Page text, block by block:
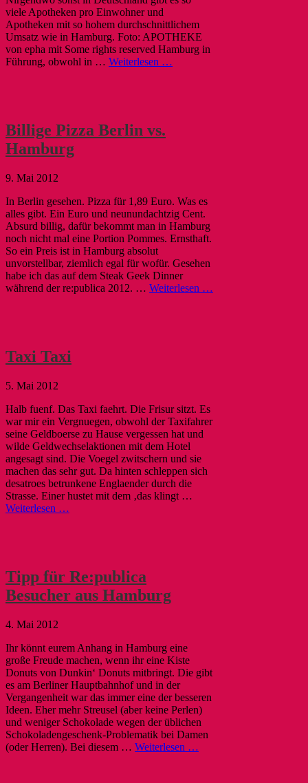
viele Apotheken pro Einwohner und
Apotheken mit so hohem durchschnittlichem
Umsatz wie in Hamburg. Foto: APOTHEKE
von epha mit Some rights reserved Hamburg in
Führung, obwohl in … Weiterlesen …
Billige Pizza Berlin vs.
Hamburg
9. Mai 2012
In Berlin gesehen. Pizza für 1,89 Euro. Was es
alles gibt. Ein Euro und neunundachtzig Cent.
Absurd billig, dafür bekommt man in Hamburg
noch nicht mal eine Portion Pommes. Ernsthaft.
So ein Preis ist in Hamburg absolut
unvorstellbar, ziemlich egal für wofür. Gesehen
habe ich das auf dem Steak Geek Dinner
während der re:publica 2012. … Weiterlesen …
Taxi Taxi
5. Mai 2012
Halb fuenf. Das Taxi faehrt. Die Frisur sitzt. Es
war mir ein Vergnuegen, obwohl der Taxifahrer
seine Geldboerse zu Hause vergessen hat und
wilde Geldwechselaktionen mit dem Hotel
angesagt sind. Die Voegel zwitschern und sie
machen das sehr gut. Da hinten schleppen sich
desatroes betrunkene Englaender durch die
Strasse. Einer hustet mit dem ‚das klingt …
Weiterlesen …
Tipp für Re:publica
Besucher aus Hamburg
4. Mai 2012
Ihr könnt eurem Anhang in Hamburg eine
große Freude machen, wenn ihr eine Kiste
Donuts von Dunkin‘ Donuts mitbringt. Die gibt
es am Berliner Hauptbahnhof und in der
Vergangenheit war das immer eine der besseren
Ideen. Eher mehr Streusel (aber keine Perlen)
und weniger Schokolade wegen der üblichen
Schokoladengeschenk-Problematik bei Damen
(oder Herren). Bei diesem … Weiterlesen …